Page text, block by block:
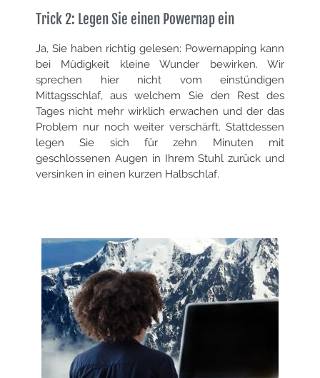
Trick 2: Legen Sie einen Powernap ein
Ja, Sie haben richtig gelesen: Powernapping kann
bei Müdigkeit kleine Wunder bewirken. Wir
sprechen hier nicht vom einstündigen
Mittagsschlaf, aus welchem Sie den Rest des
Tages nicht mehr wirklich erwachen und der das
Problem nur noch weiter verschärft. Stattdessen
legen Sie sich für zehn Minuten mit
geschlossenen Augen in Ihrem Stuhl zurück und
versinken in einen kurzen Halbschlaf.